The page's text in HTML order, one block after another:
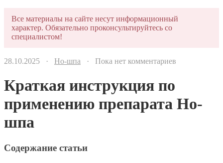
Все материалы на сайте несут информационный
характер. Обязательно проконсультируйтесь со
специалистом!
28.10.2025 · Но-шпа · Пока нет комментариев
Краткая инструкция по
применению препарата Но-
шпа
Содержание статьи